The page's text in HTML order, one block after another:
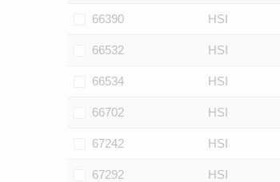
66390 HSI
66532 HSI
66534 HSI
66702 HSI
67242 HSI
67292 HSI